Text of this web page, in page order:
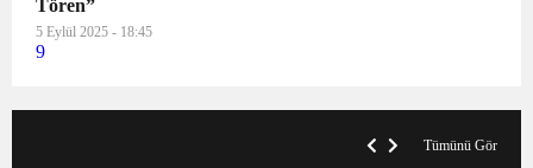
Tören”
5 Eylül 2025 - 18:45
9
Tümünü Gör